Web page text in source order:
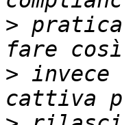
>
>